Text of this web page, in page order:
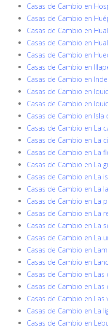
Casas de Cambio en
Casas de Cambio en
Casas de Cambio en
Casas de Cambio en
Casas de Cambio en
Casas de Cambio en
Casas de Cambio en
Casas de Cambio en
Casas de Cambio en
Casas de Cambio en
Casas de Cambio en La
Casas de Cambio en La
Casas de Cambio en La
Casas de Cambio en La
Casas de Cambio en La
Casas de Cambio en La
Casas de Cambio en La
Casas de Cambio en La
Casas de Cambio en La
Casas de Cambio en La
Casas de Cambio en
Casas de Cambio en
Casas de Cambio en Las
Casas de Cambio en Las
Casas de Cambio en Las
Casas de Cambio en La
Casas de Cambio en